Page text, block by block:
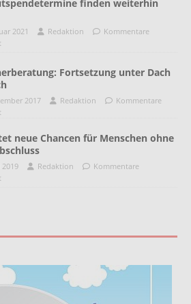
finden weiterhin
2021 Redaktion
Kommentare
Fortsetzung unter Dach
2017 Redaktion
Kommentare
neue Chancen für Menschen ohne
2019 Redaktion
Kommentare